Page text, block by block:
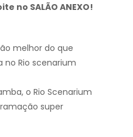
no SALÃO ANEXO!
melhor do que
no Rio scenarium
o Rio Scenarium
super